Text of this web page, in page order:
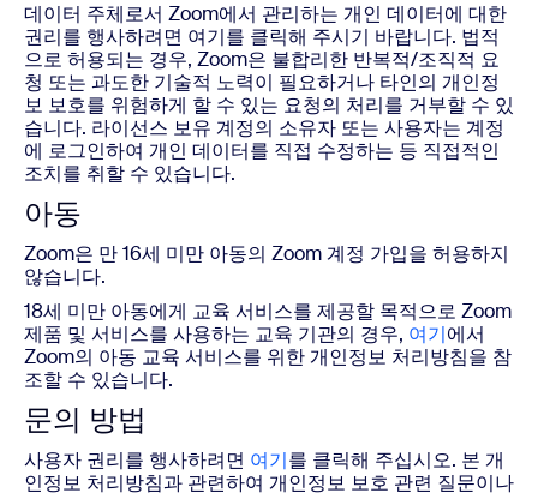
데이터 주체로서 Zoom에서 관리하는 개인 데이터에 대한
권리를 행사하려면 여기를 클릭해 주시기 바랍니다. 법적
으로 허용되는 경우, Zoom은 불합리한 반복적/조직적 요
청 또는 과도한 기술적 노력이 필요하거나 타인의 개인정
보 보호를 위험하게 할 수 있는 요청의 처리를 거부할 수 있
습니다. 라이선스 보유 계정의 소유자 또는 사용자는 계정
에 로그인하여 개인 데이터를 직접 수정하는 등 직접적인
조치를 취할 수 있습니다.
아동
Zoom은 만 16세 미만 아동의 Zoom 계정 가입을 허용하지
않습니다.
18세 미만 아동에게 교육 서비스를 제공할 목적으로 Zoom
제품 및 서비스를 사용하는 교육 기관의 경우, 여기에서
Zoom의 아동 교육 서비스를 위한 개인정보 처리방침을 참
조할 수 있습니다.
문의 방법
사용자 권리를 행사하려면 여기를 클릭해 주십시오. 본 개
인정보 처리방침과 관련하여 개인정보 보호 관련 질문이나